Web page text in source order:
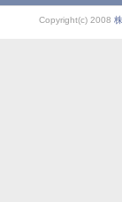
Copyright(c) 2008